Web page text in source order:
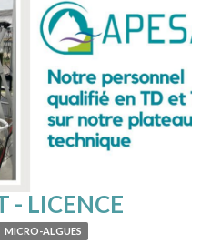
- LICENCE
MICRO-ALGUES